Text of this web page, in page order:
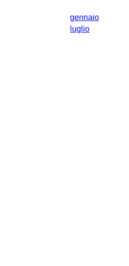
gennaio
luglio